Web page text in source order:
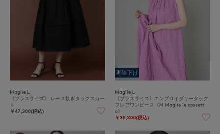
Maglie L
《プラスサイズ》 レース接ぎタックスカー
ト
￥47,300(税込)
再値下げ
Maglie L
《プラスサイズ》エンブロイダリータック
フレアワンピース《M Maglie le cassett
o》
￥36,300(税込)